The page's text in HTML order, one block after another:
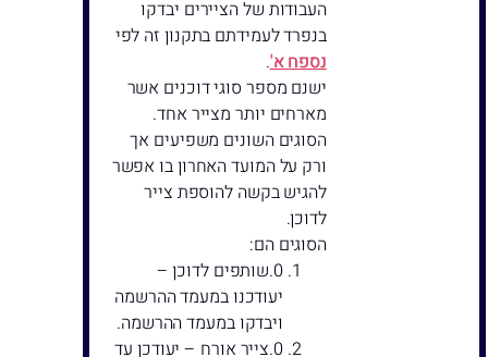
העבודות של הציירים יבדקו
בנפרד לעמידתם בתקנון זה לפי
נספח א'.
ישנם מספר סוגי דוכנים אשר
מארחים יותר מצייר אחד.
הסוגים השונים משפיעים אך
ורק על המועד האחרון בו אפשר
להגיש בקשה להוספת צייר
לדוכן.
הסוגים הם:
שותפים לדוכן –
יעודכנו במעמד ההרשמה
ויבדקו במעמד ההרשמה.
צייר אורח – יעודכן עד